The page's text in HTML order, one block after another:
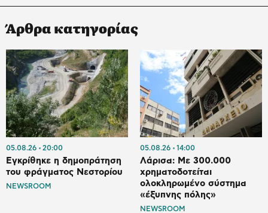
Άρθρα κατηγορίας
05.08.26 20:00
Εγκρίθηκε η δημοπράτηση
του φράγματος Νεστορίου
NEWSROOM
05.08.26 14:00
Λάρισα: Με 300.000
χρηματοδοτείται
ολοκληρωμένο σύστημα
«έξυπνης πόλης»
NEWSROOM